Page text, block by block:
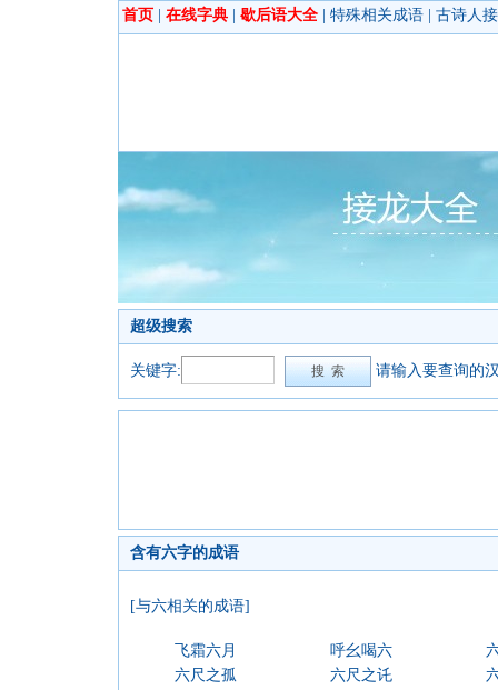
首页 在线字典 歇后语大全 特殊相关成语 古诗人
超级搜索
关键字: 请输入要查询的
含有六字的成语
[与六相关的成语]
飞霜六月 呼幺喝六
六尺之孤
六尺之讬